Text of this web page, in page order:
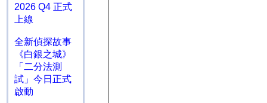
2026 Q4 正式
上線
全新偵探故事
《白銀之城》
「二分法測
試」今日正式
啟動